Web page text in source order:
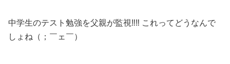
中学生のテスト勉強を父親が監視‼︎‼︎ これってどうなんで
しょね（；￣ェ￣）